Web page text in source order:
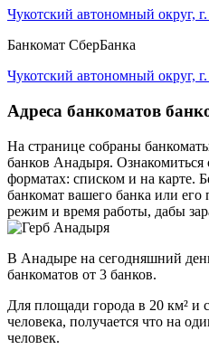
Чукотский автономный округ,
Банкомат СберБанка
Чукотский автономный округ,
Адреса банкоматов
На странице собраны
банков Анадыря.
форматах: списком и на карте.
банкомат вашего банка или его
режим и время работы, дабы
В Анадыре на сегодняшний
банкоматов от 3 банков.
Для площади города в 20 км² и
человека, получается что на
человек.